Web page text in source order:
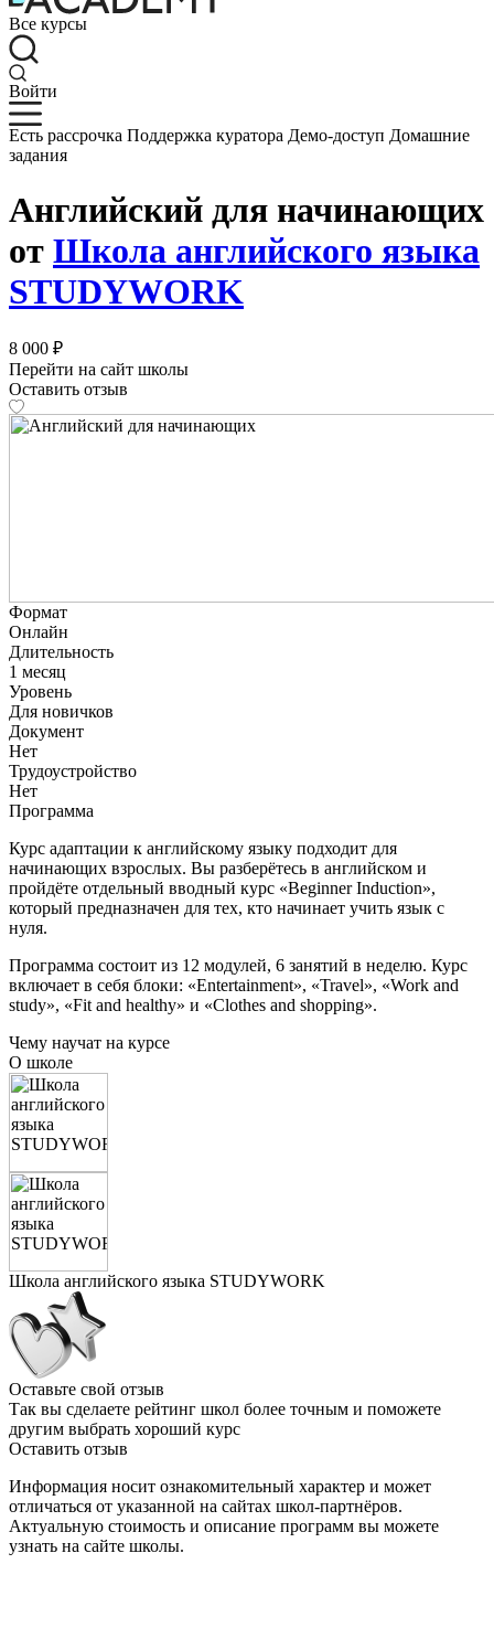
Все курсы
Войти
Есть рассрочка Поддержка куратора Демо-доступ Домашние
задания
Английский для начинающих
от Школа английского языка
STUDYWORK
8 000 ₽
Перейти на сайт школы
Оставить отзыв
Формат
Онлайн
Длительность
1 месяц
Уровень
Для новичков
Документ
Нет
Трудоустройство
Нет
Программа
Курс адаптации к английскому языку подходит для
начинающих взрослых. Вы разберётесь в английском и
пройдёте отдельный вводный курс «Beginner Induction»,
который предназначен для тех, кто начинает учить язык с
нуля.
Программа состоит из 12 модулей, 6 занятий в неделю. Курс
включает в себя блоки: «Entertainment», «Travel», «Work and
study», «Fit and healthy» и «Clothes and shopping».
Чему научат на курсе
О школе
Школа английского языка STUDYWORK
Оставьте свой отзыв
Так вы сделаете рейтинг школ более точным и поможете
другим выбрать хороший курс
Оставить отзыв
Информация носит ознакомительный характер и может
отличаться от указанной на сайтах школ-партнёров.
Актуальную стоимость и описание программ вы можете
узнать на сайте школы.